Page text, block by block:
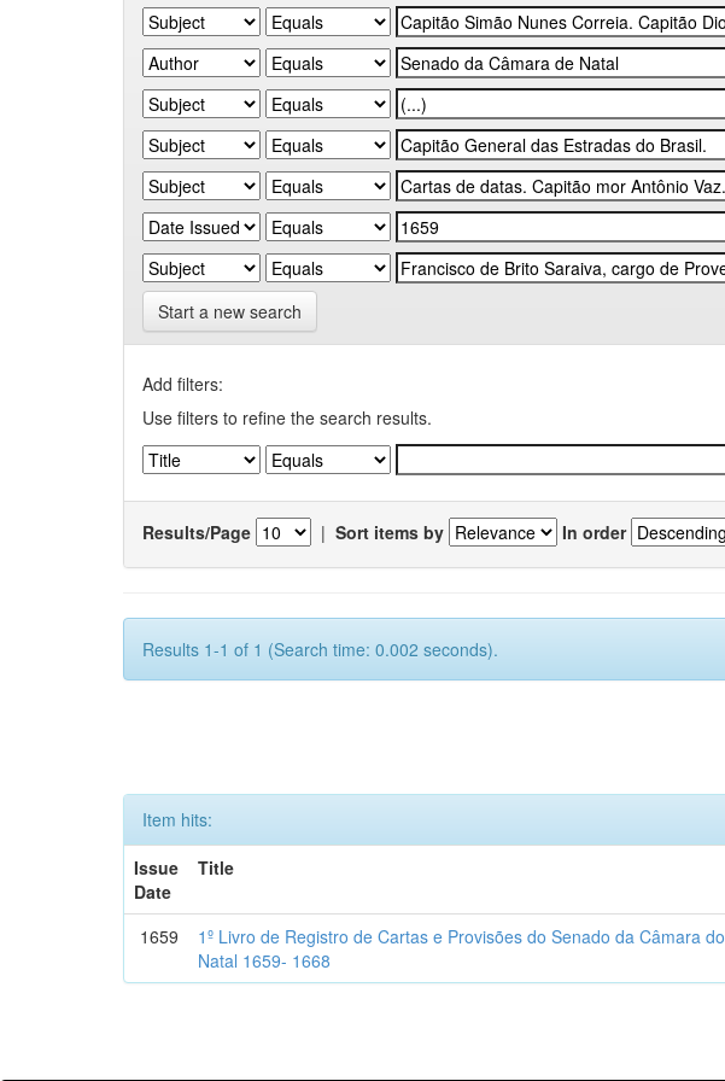
Start a new search
Add filters:
Use filters to refine the search results.
Results/Page | Sort items by In order
Results 1-1 of 1 (Search time: 0.002 seconds).
Item hits:
Issue
Date
Title
1659
1º Livro de Registro de Cartas e Provisões do Senado da Câmara do
Natal 1659- 1668